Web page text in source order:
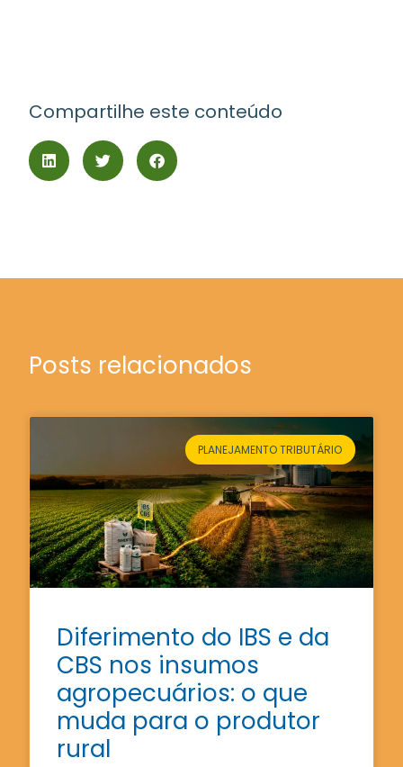
Compartilhe este conteúdo
Posts relacionados
PLANEJAMENTO TRIBUTÁRIO
Diferimento do IBS e da
CBS nos insumos
agropecuários: o que
muda para o produtor
rural